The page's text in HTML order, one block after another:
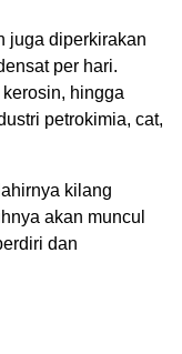
juga diperkirakan
per hari.
hingga
petrokimia, cat,
kilang
akan muncul
dan